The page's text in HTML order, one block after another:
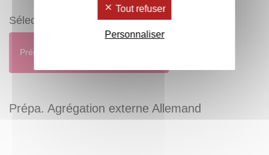
Sélectionnez un programme
Prépa. Agrégation externe Allemand
Prépa. Agrégation externe Allemand
Tout refuser
Personnaliser